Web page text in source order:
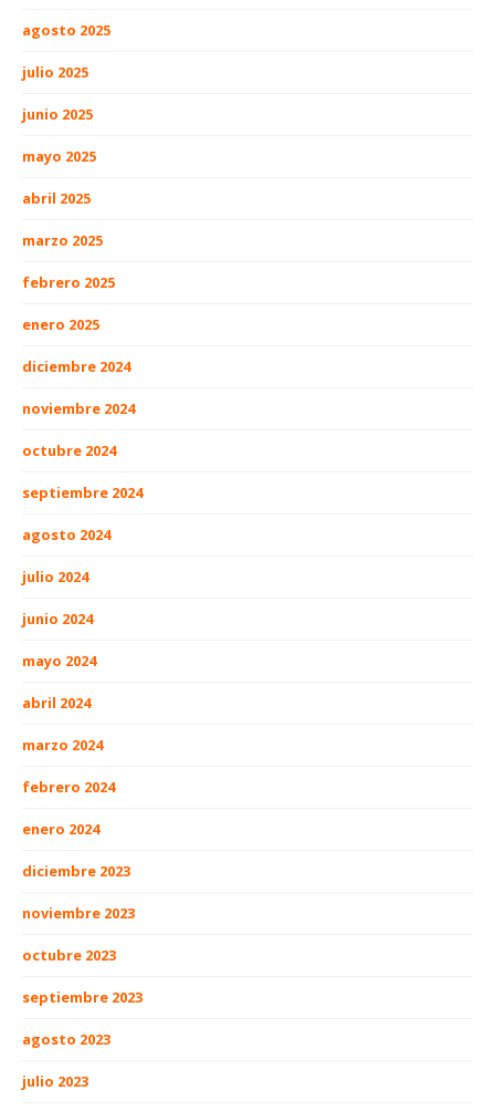
agosto 2025
julio 2025
junio 2025
mayo 2025
abril 2025
marzo 2025
febrero 2025
enero 2025
diciembre 2024
noviembre 2024
octubre 2024
septiembre 2024
agosto 2024
julio 2024
junio 2024
mayo 2024
abril 2024
marzo 2024
febrero 2024
enero 2024
diciembre 2023
noviembre 2023
octubre 2023
septiembre 2023
agosto 2023
julio 2023